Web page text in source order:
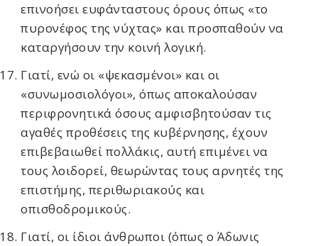
επινοήσει ευφάνταστους όρους όπως «το
πυρονέφος της νύχτας» και προσπαθούν να
καταργήσουν την κοινή λογική.
Γιατί, ενώ οι «ψεκασμένοι» και οι
«συνωμοσιολόγοι», όπως αποκαλούσαν
περιφρονητικά όσους αμφισβητούσαν τις
αγαθές προθέσεις της κυβέρνησης, έχουν
επιβεβαιωθεί πολλάκις, αυτή επιμένει να
τους λοιδορεί, θεωρώντας τους αρνητές της
επιστήμης, περιθωριακούς και
οπισθοδρομικούς.
Γιατί, οι ίδιοι άνθρωποι (όπως ο Άδωνις